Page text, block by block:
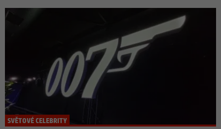
SVĚTOVÉ CELEBRITY